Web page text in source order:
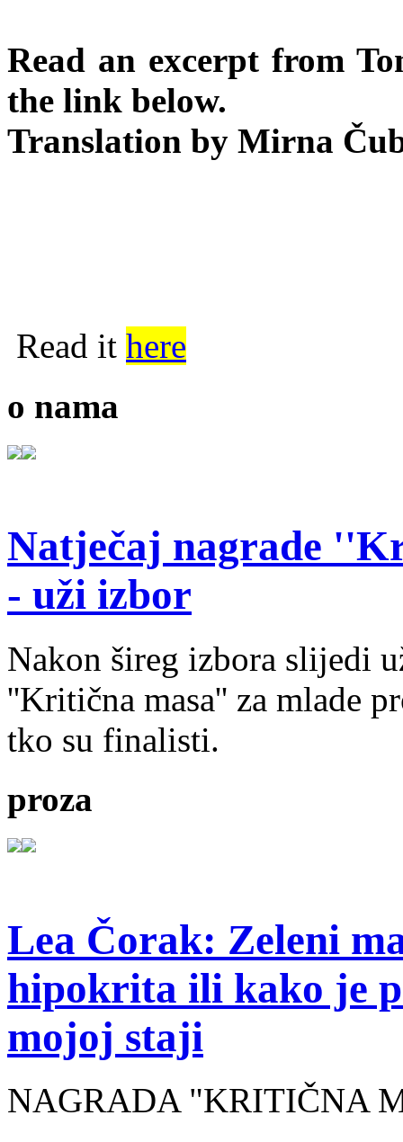
Read an excerpt from
the link below.
Translation by Mirna
Read it here
o nama
Natječaj nagrade
- uži izbor
Nakon šireg izbora slijedi
''Kritična masa'' za mlade
tko su finalisti.
proza
Lea Čorak: Zeleni
hipokrita ili kako je
mojoj staji
NAGRADA "KRITIČNA